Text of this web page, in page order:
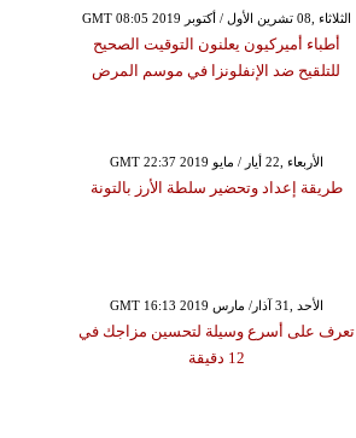
GMT 08:05 2019 الثلاثاء ,08 تشرين الأول / أكتوبر
أطباء أميركيون يعلنون التوقيت الصحيح
للتلقيح ضد الإنفلونزا في موسم المرض
GMT 22:37 2019 الأربعاء ,22 أيار / مايو
طريقة إعداد وتحضير سلطة الأرز بالتونة
GMT 16:13 2019 الأحد ,31 آذار/ مارس
تعرف على أسرع وسيلة لتحسين مزاجك في
12 دقيقة